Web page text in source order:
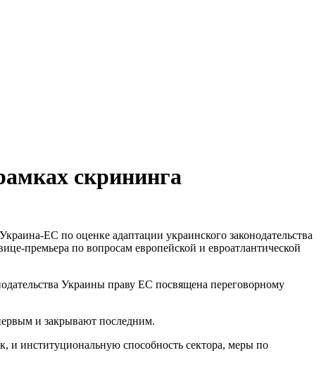
скрининга
ЕС по оценке адаптации украинского законодательства
премьера по вопросам европейской и евроатлантической
Украины праву ЕС посвящена переговорному
и закрывают последним.
и институциональную способность сектора, меры по